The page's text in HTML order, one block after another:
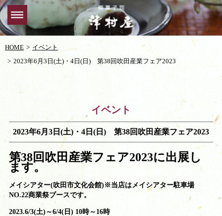
HOME
イベント
2023年6月3日(土)・4日(日) 第38回吹田産業フェア2023
イベント
2023年6月3日(土)・4日(日) 第38回吹田産業フェア2023
第38回吹田産業フェア2023に出展し
ます。
メイシアター(吹田市文化会館)※当店はメイシアター駐車場
NO.22商業祭ブースです。
2023.6/3(土)～6/4(日) 10時～16時